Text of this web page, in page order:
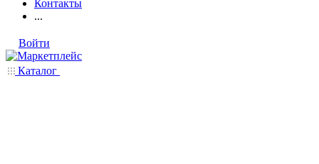
Контакты
...
Войти
Каталог